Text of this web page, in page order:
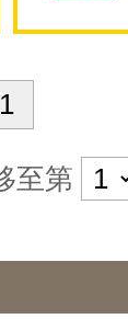
1
至第